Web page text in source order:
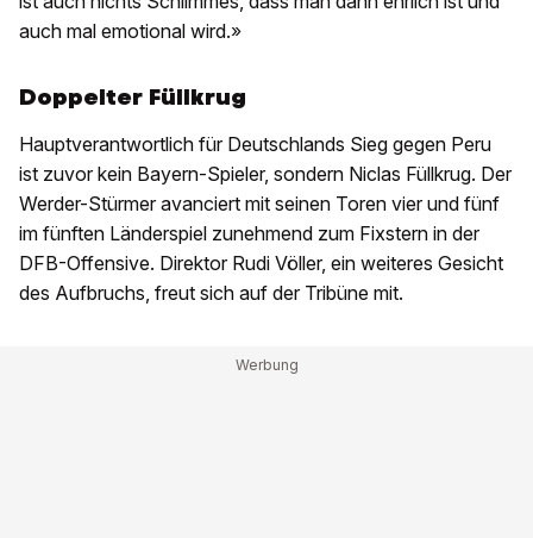
auch mal emotional wird.»
Doppelter Füllkrug
Hauptverantwortlich für Deutschlands Sieg gegen Peru
ist zuvor kein Bayern-Spieler, sondern Niclas Füllkrug. Der
Werder-Stürmer avanciert mit seinen Toren vier und fünf
im fünften Länderspiel zunehmend zum Fixstern in der
DFB-Offensive. Direktor Rudi Völler, ein weiteres Gesicht
des Aufbruchs, freut sich auf der Tribüne mit.